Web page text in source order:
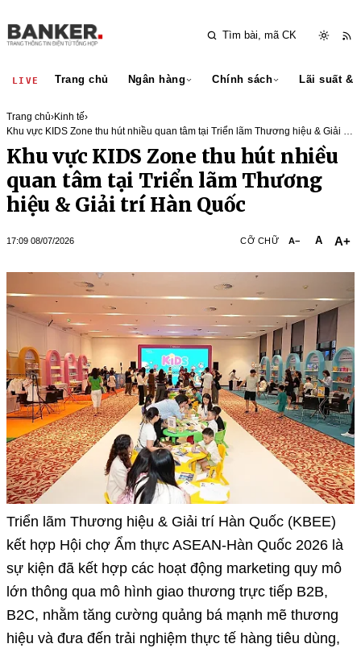
LIVE Trang chủ Ngân hàng Chính sách Lãi suất &
Trang chủ›Kinh tế›
Khu vực KIDS Zone thu hút nhiều quan tâm tại Triển lãm Thương hiệu & Giải trí
Hàn Quốc
Khu vực KIDS Zone thu hút nhiều
quan tâm tại Triển lãm Thương
hiệu & Giải trí Hàn Quốc
17:09 08/07/2026 CỠ CHỮ A− A A+
Triển lãm Thương hiệu & Giải trí Hàn Quốc (KBEE)
kết hợp Hội chợ Ẩm thực ASEAN-Hàn Quốc 2026 là
sự kiện đã kết hợp các hoạt động marketing quy mô
lớn thông qua mô hình giao thương trực tiếp B2B,
B2C, nhằm tăng cường quảng bá mạnh mẽ thương
hiệu và đưa đến trải nghiệm thực tế hàng tiêu dùng,